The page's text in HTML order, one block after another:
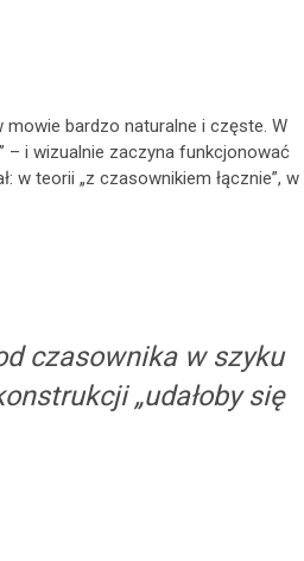
mowie bardzo naturalne i częste. W
– i wizualnie zaczyna funkcjonować
w teorii „z czasownikiem łącznie”, w
czasownika w szyku
„udałoby się